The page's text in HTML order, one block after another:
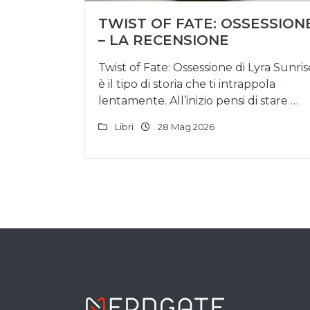
TWIST OF FATE:
– LA RECENSIONE
Twist of Fate: Ossessione di Lyra
è il tipo di storia che ti intrappola
lentamente. All’inizio pensi di stare …
Libri 28 Mag 2026